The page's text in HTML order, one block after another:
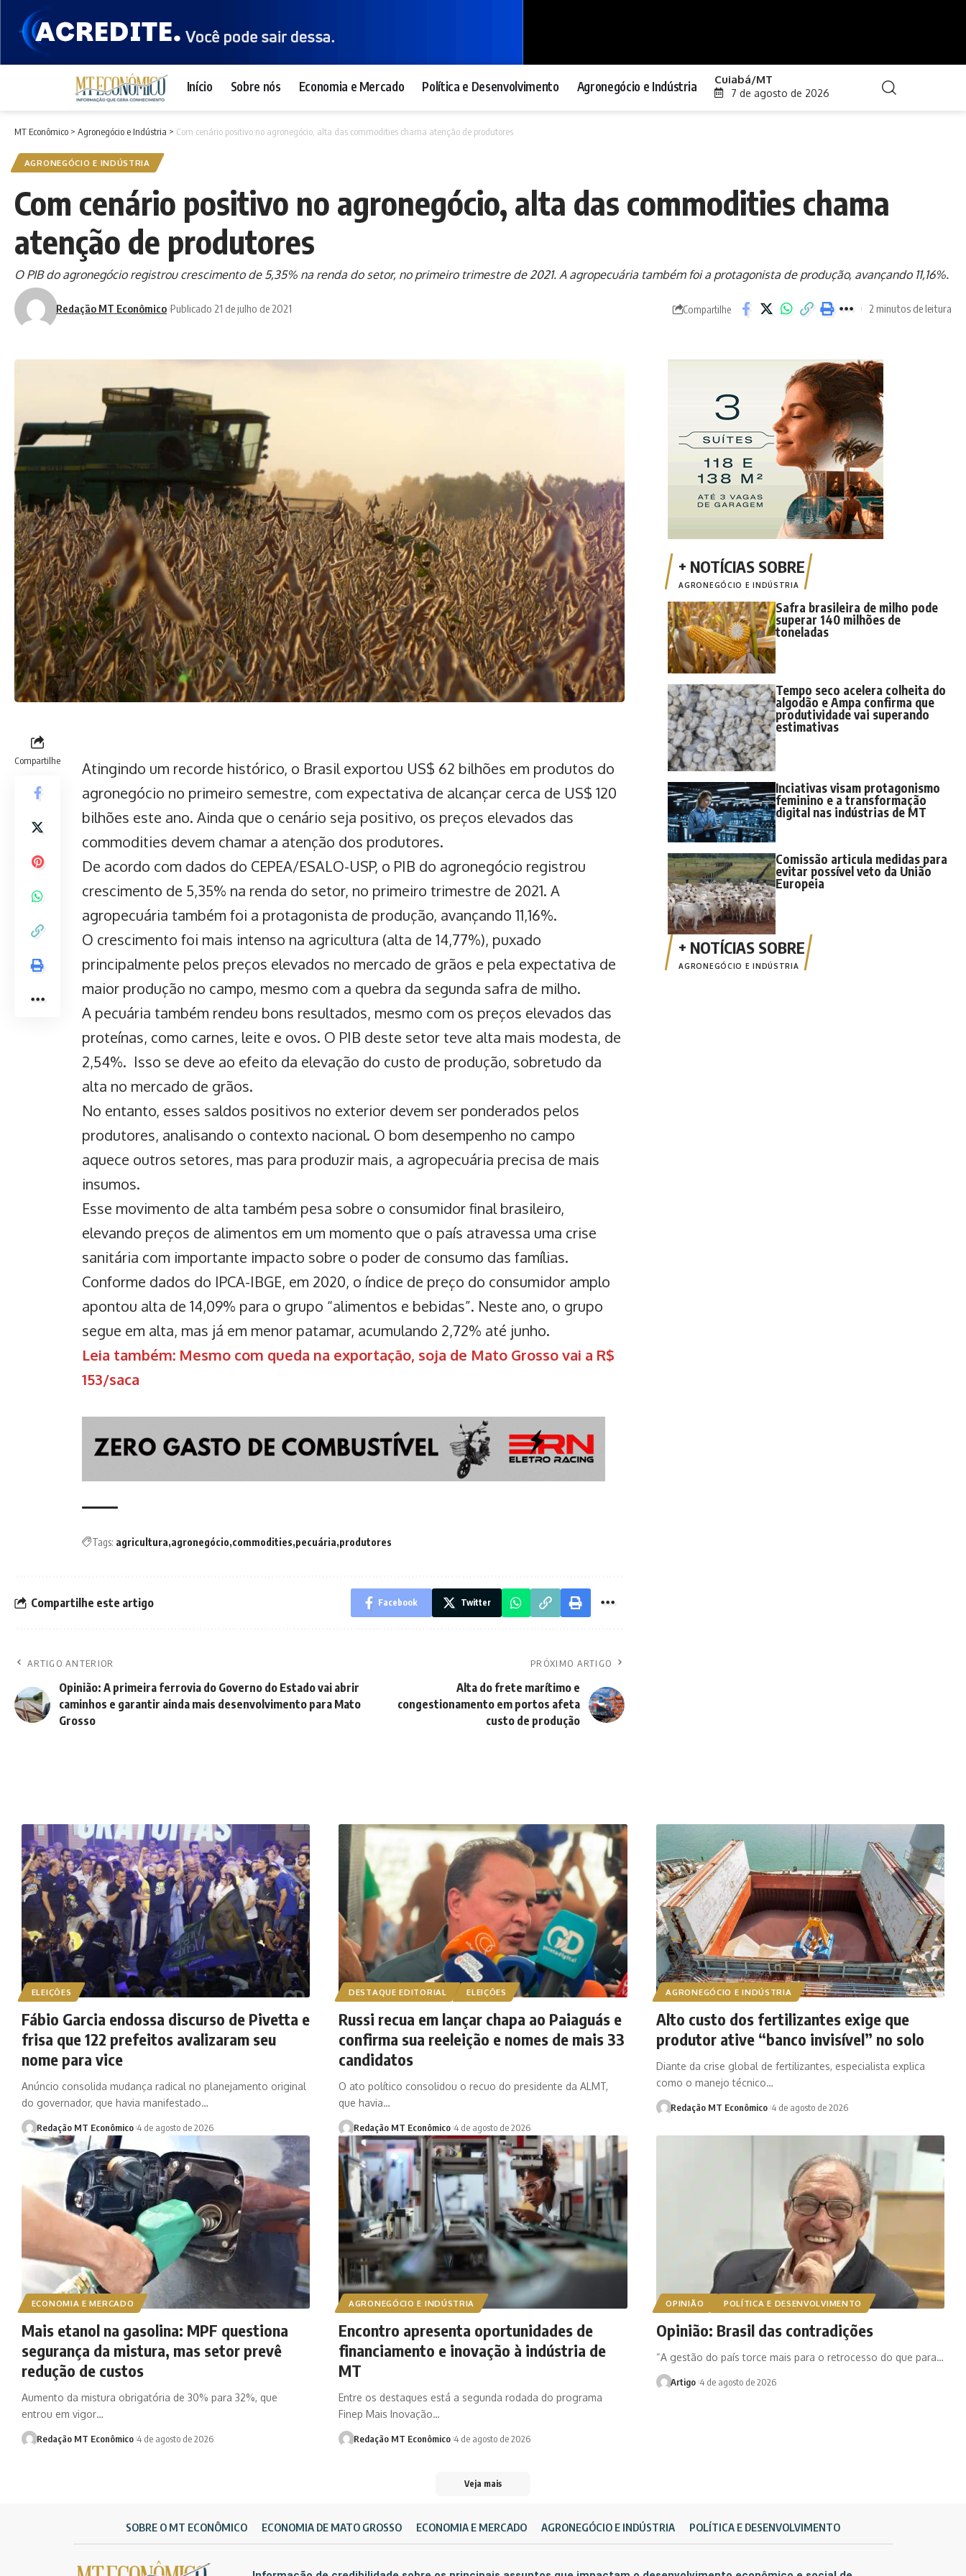
Início Sobre nós Economia e Mercado Política e Desenvolvimento Agronegócio e Indústria Cuiabá/MT
7 de agosto de 2026
MT Econômico > Agronegócio e Indústria > Com cenário positivo no agronegócio, alta das commodities chama atenção de produtores
AGRONEGÓCIO E INDÚSTRIA
Com cenário positivo no agronegócio, alta das commodities chama
atenção de produtores
O PIB do agronegócio registrou crescimento de 5,35% na renda do setor, no primeiro trimestre de 2021. A agropecuária também foi a protagonista de produção, avançando 11,16%.
Redação MT Econômico Publicado 21 de julho de 2021 Compartilhe 2 minutos de leitura
Compartilhe
Atingindo um recorde histórico, o Brasil exportou US$ 62 bilhões em produtos do
agronegócio no primeiro semestre, com expectativa de alcançar cerca de US$ 120
bilhões este ano. Ainda que o cenário seja positivo, os preços elevados das
commodities devem chamar a atenção dos produtores.
De acordo com dados do CEPEA/ESALO-USP, o PIB do agronegócio registrou
crescimento de 5,35% na renda do setor, no primeiro trimestre de 2021. A
agropecuária também foi a protagonista de produção, avançando 11,16%.
O crescimento foi mais intenso na agricultura (alta de 14,77%), puxado
principalmente pelos preços elevados no mercado de grãos e pela expectativa de
maior produção no campo, mesmo com a quebra da segunda safra de milho.
A pecuária também rendeu bons resultados, mesmo com os preços elevados das
proteínas, como carnes, leite e ovos. O PIB deste setor teve alta mais modesta, de
2,54%. Isso se deve ao efeito da elevação do custo de produção, sobretudo da
alta no mercado de grãos.
No entanto, esses saldos positivos no exterior devem ser ponderados pelos
produtores, analisando o contexto nacional. O bom desempenho no campo
aquece outros setores, mas para produzir mais, a agropecuária precisa de mais
insumos.
Esse movimento de alta também pesa sobre o consumidor final brasileiro,
elevando preços de alimentos em um momento que o país atravessa uma crise
sanitária com importante impacto sobre o poder de consumo das famílias.
Conforme dados do IPCA-IBGE, em 2020, o índice de preço do consumidor amplo
apontou alta de 14,09% para o grupo “alimentos e bebidas”. Neste ano, o grupo
segue em alta, mas já em menor patamar, acumulando 2,72% até junho.
Leia também: Mesmo com queda na exportação, soja de Mato Grosso vai a R$
153/saca
Tags: agricultura agronegócio commodities pecuária produtores
Compartilhe este artigo Facebook Twitter
ARTIGO ANTERIOR
Opinião: A primeira ferrovia do Governo do Estado vai abrir
caminhos e garantir ainda mais desenvolvimento para Mato
Grosso
PRÓXIMO ARTIGO
Alta do frete marítimo e
congestionamento em portos afeta
custo de produção
AGRONEGÓCIO E INDÚSTRIA
Safra brasileira de milho pode
superar 140 milhões de
toneladas
Tempo seco acelera colheita do
algodão e Ampa confirma que
produtividade vai superando
estimativas
Inciativas visam protagonismo
feminino e a transformação
digital nas indústrias de MT
Comissão articula medidas para
evitar possível veto da União
Europeia
AGRONEGÓCIO E INDÚSTRIA
ELEIÇÕES
Fábio Garcia endossa discurso de Pivetta e
frisa que 122 prefeitos avalizaram seu
nome para vice
Anúncio consolida mudança radical no planejamento original
do governador, que havia manifestado…
Redação MT Econômico 4 de agosto de 2026
DESTAQUE EDITORIAL ELEIÇÕES
Russi recua em lançar chapa ao Paiaguás e
confirma sua reeleição e nomes de mais 33
candidatos
O ato político consolidou o recuo do presidente da ALMT,
que havia…
Redação MT Econômico 4 de agosto de 2026
AGRONEGÓCIO E INDÚSTRIA
Alto custo dos fertilizantes exige que
produtor ative “banco invisível” no solo
Diante da crise global de fertilizantes, especialista explica
como o manejo técnico…
Redação MT Econômico 4 de agosto de 2026
ECONOMIA E MERCADO
Mais etanol na gasolina: MPF questiona
segurança da mistura, mas setor prevê
redução de custos
Aumento da mistura obrigatória de 30% para 32%, que
entrou em vigor…
Redação MT Econômico 4 de agosto de 2026
AGRONEGÓCIO E INDÚSTRIA
Encontro apresenta oportunidades de
financiamento e inovação à indústria de
MT
Entre os destaques está a segunda rodada do programa
Finep Mais Inovação…
Redação MT Econômico 4 de agosto de 2026
OPINIÃO POLÍTICA E DESENVOLVIMENTO
Opinião: Brasil das contradições
“A gestão do país torce mais para o retrocesso do que para…
Artigo 4 de agosto de 2026
Veja mais
SOBRE O MT ECONÔMICO ECONOMIA DE MATO GROSSO ECONOMIA E MERCADO AGRONEGÓCIO E INDÚSTRIA POLÍTICA E DESENVOLVIMENTO